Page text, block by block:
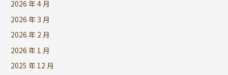
2026 年 4 月
2026 年 3 月
2026 年 2 月
2026 年 1 月
2025 年 12 月